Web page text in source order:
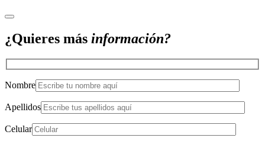
¿Quieres más información?
Nombre
Apellidos
Celular